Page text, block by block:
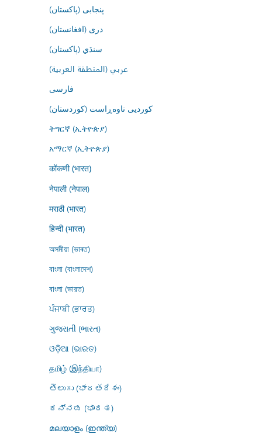
پنجابی (پاکستان)
درى (افغانستان)
سنڌي (پاکستان)
عربي (المنطقة العربية)
فارسى
کوردیی ناوەڕاست (کوردستان)
ትግርኛ (ኢትዮጵያ)
አማርኛ (ኢትዮጵያ)
कोंकणी (भारत)
नेपाली (नेपाल)
मराठी (भारत)
हिन्दी (भारत)
অসমীয়া (ভাৰত)
বাংলা (বাংলাদেশ)
বাংলা (ভারত)
ਪੰਜਾਬੀ (ਭਾਰਤ)
ગુજરાતી (ભારત)
ଓଡ଼ିଆ (ଭାରତ)
தமிழ் (இந்தியா)
తెలుగు (భారతదేశం)
ಕನ್ನಡ (ಭಾರತ)
മലയാളം (ഇന്ത്യ)